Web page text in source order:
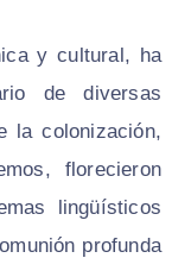
y cultural, ha
de diversas
la colonización,
florecieron
lingüísticos
profunda